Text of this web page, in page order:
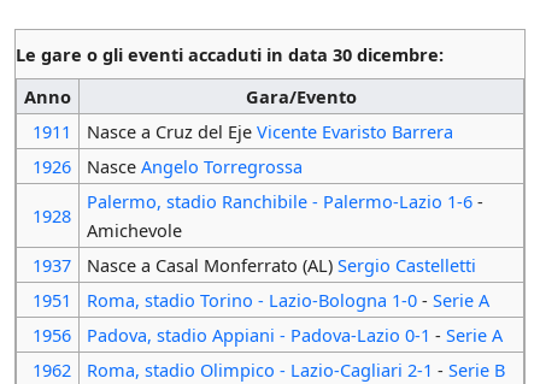
Anno Gara/Evento
Le gare o gli eventi accaduti in data 30 dicembre:
1911 Nasce a Cruz del Eje Vicente Evaristo Barrera
1926
Nasce Angelo Torregrossa
1928
Palermo, stadio Ranchibile - Palermo-Lazio 1-6-
Amichevole
1937
Nasce a Casal Monferrato (AL) Sergio Castelletti
1951
Roma, stadio Torino - Lazio-Bologna 1-0- Serie A
1956
Padova, stadio Appiani - Padova-Lazio 0-1 - Serie A
1962
Roma, stadio Olimpico - Lazio-Cagliari 2-1 - Serie B